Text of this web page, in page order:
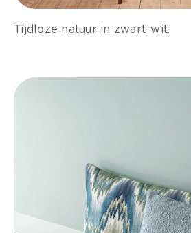
Tijdloze natuur in zwart-wit.